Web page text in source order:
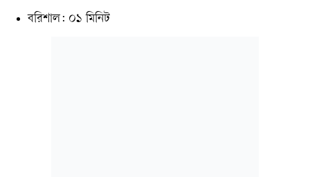
বরিশাল: ০১ মিনিট